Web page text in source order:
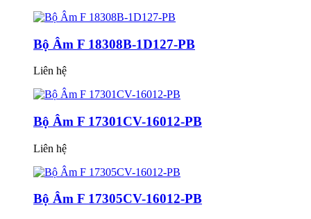
Bộ Âm F 18308B-1D127-PB
Liên hệ
Bộ Âm F 17301CV-16012-PB
Liên hệ
Bộ Âm F 17305CV-16012-PB